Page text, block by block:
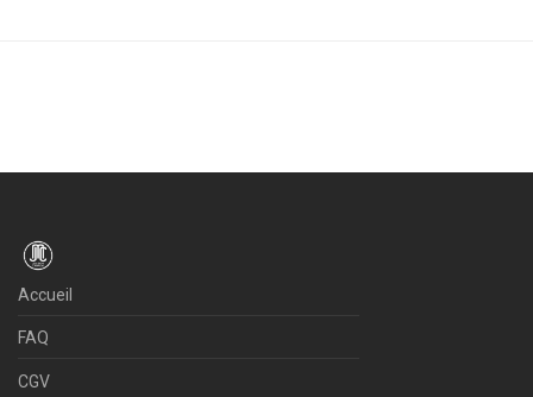
Accueil
FAQ
CGV